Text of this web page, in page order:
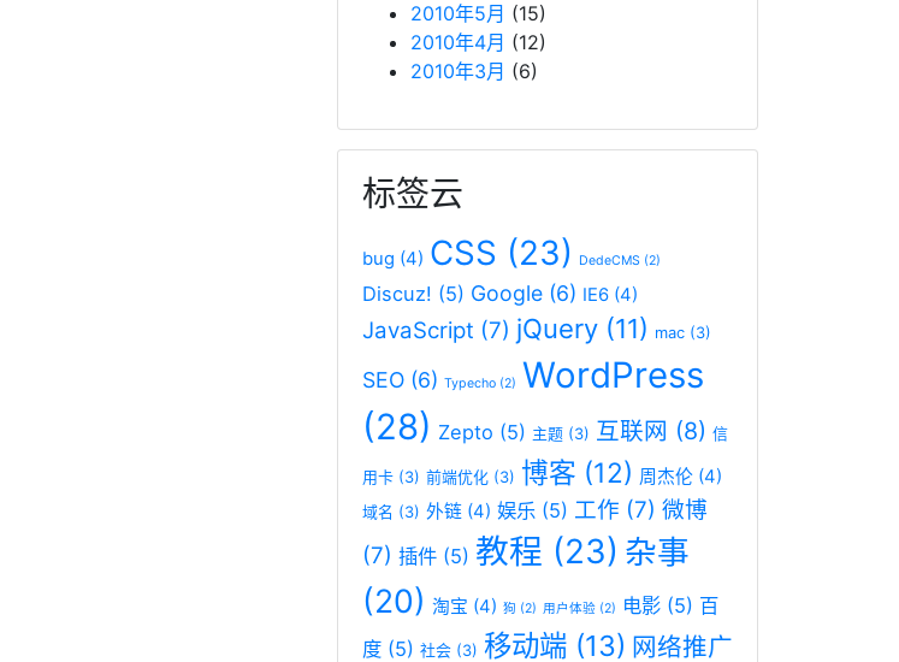
2010年5月 (15)
2010年4月 (12)
2010年3月 (6)
标签云
bug (4) CSS (23) DedeCMS (2)
Discuz! (5) Google (6) IE6 (4)
JavaScript (7) jQuery (11) mac (3)
SEO (6) Typecho (2) WordPress
(28) Zepto (5) 主题 (3) 互联网 (8) 信
用卡 (3) 前端优化 (3) 博客 (12) 周杰伦 (4)
域名 (3) 外链 (4) 娱乐 (5) 工作 (7) 微博
(7) 插件 (5) 教程 (23) 杂事
(20) 淘宝 (4) 狗 (2) 用户体验 (2) 电影 (5) 百
度 (5) 社会 (3) 移动端 (13) 网络推广